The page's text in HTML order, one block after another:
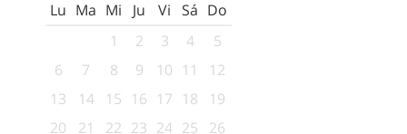
Lu Ma Mi Ju Vi Sá Do
1
2 3 4
5
6
7 8 9 10 11
12
13
14 15 16 17 18
19
20
21 22 23 24 25 26